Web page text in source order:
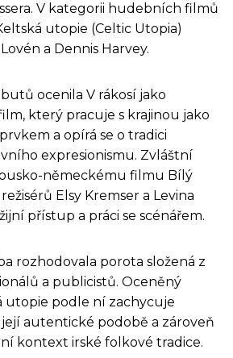
V kategorii hudebních filmů
utopie (Celtic Utopia)
a Dennis Harvey.
ocenila V rákosí jako
který pracuje s krajinou jako
a opírá se o tradici
expresionismu. Zvláštní
německému filmu Bílý
Elsy Kremser a Levina
přístup a práci se scénářem.
rozhodovala porota složená z
a publicistů. Oceněný
podle ní zachycuje
autentické podobě a zároveň
kontext irské folkové tradice.